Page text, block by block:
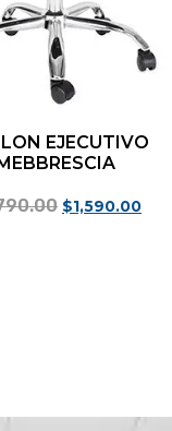
EJECUTIVO
$1,590.00